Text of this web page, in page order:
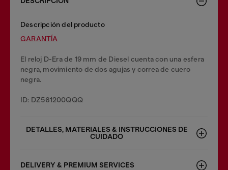
Descripción del producto
GARANTĺA
El reloj D-Era de 19 mm de Diesel cuenta con una esfera
negra, movimiento de dos agujas y correa de cuero
negra.
ID: DZ561200QQQ
DETALLES, MATERIALES & INSTRUCCIONES DE
CUIDADO
DELIVERY & PREMIUM SERVICES